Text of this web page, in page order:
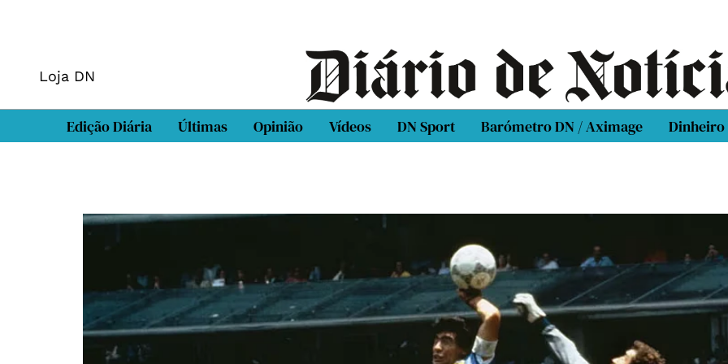
Loja DN
Edição Diária Últimas Opinião Vídeos DN Sport Barómetro DN / Aximage Dinheiro